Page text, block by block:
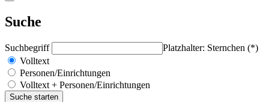
Suche
Suchbegriff
Platzhalter: Sternchen (*)
Volltext
Personen/Einrichtungen
Volltext + Personen/Einrichtungen